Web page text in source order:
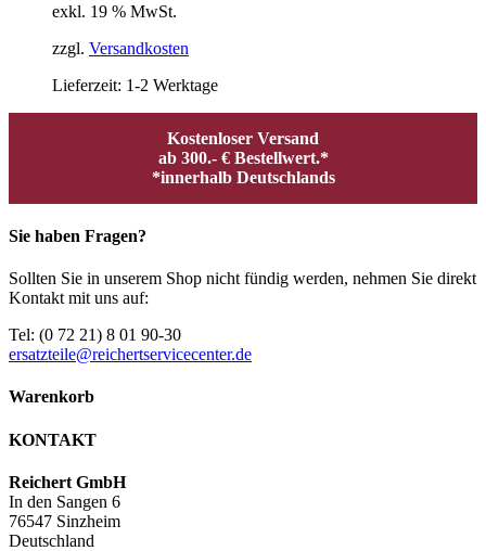
exkl. 19 % MwSt.
zzgl. Versandkosten
Lieferzeit: 1-2 Werktage
Kostenloser Versand
ab 300.- € Bestellwert.*
*innerhalb Deutschlands
Sie haben Fragen?
Sollten Sie in unserem Shop nicht fündig werden, nehmen Sie direkt
Kontakt mit uns auf:
Tel: (0 72 21) 8 01 90-30
ersatzteile@reichertservicecenter.de
Warenkorb
KONTAKT
Reichert GmbH
In den Sangen 6
76547 Sinzheim
Deutschland